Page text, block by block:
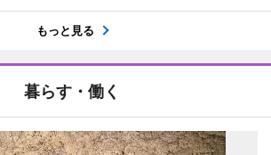
もっと見る
暮らす・働く